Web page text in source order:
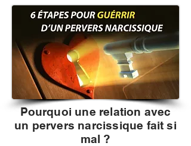
Pourquoi une relation avec
un pervers narcissique fait si
mal ?